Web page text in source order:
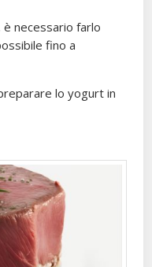
necessario farlo
fino a
lo yogurt in